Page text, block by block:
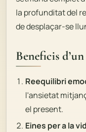
la profunditat del
de desplaçar-se
Beneficis
Reequilibri
l'ansietat
el present.
Eines per a la